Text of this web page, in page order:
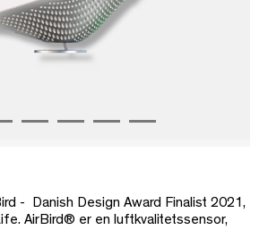
- Danish Design Award Finalist 2021,
AirBird® er en luftkvalitetssensor,